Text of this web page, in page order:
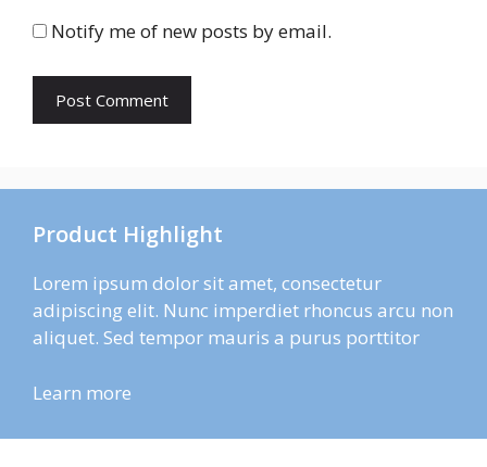
Notify me of new posts by email.
Product Highlight
Lorem ipsum dolor sit amet, consectetur
adipiscing elit. Nunc imperdiet rhoncus arcu non
aliquet. Sed tempor mauris a purus porttitor
Learn more